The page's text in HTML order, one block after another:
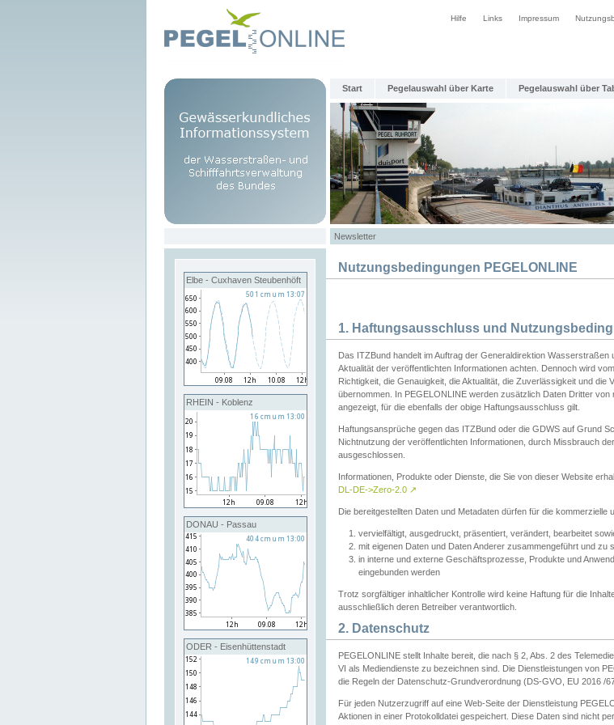
Hilfe Links Impressum
Start Pegelauswahl über Karte Pegelauswahl über
Newsletter
Elbe - Cuxhaven Steubenhöft
RHEIN - Koblenz
DONAU - Passau
ODER - Eisenhüttenstadt
Nutzungsbedingungen PEGELONLINE
1. Haftungsausschluss und
Das ITZBund handelt im Auftrag der Generaldirektion Wasserstraßen
Aktualität der veröffentlichten Informationen achten. Dennoch wird
Richtigkeit, die Genauigkeit, die Aktualität, die Zuverlässigkeit und
übernommen. In PEGELONLINE werden zusätzlich Daten Dritter
angezeigt, für die ebenfalls der obige Haftungsausschluss gilt.
Haftungsansprüche gegen das ITZBund oder die GDWS auf Grund
Nichtnutzung der veröffentlichten Informationen, durch Missbrauch
ausgeschlossen.
Informationen, Produkte oder Dienste, die Sie von dieser Website
DL-DE->Zero-2.0 ↗
Die bereitgestellten Daten und Metadaten dürfen für die
vervielfältigt, ausgedruckt, präsentiert, verändert, bearbeitet
mit eigenen Daten und Daten Anderer zusammengeführt und
in interne und externe Geschäftsprozesse, Produkte und
eingebunden werden
Trotz sorgfältiger inhaltlicher Kontrolle wird keine Haftung für die
ausschließlich deren Betreiber verantwortlich.
2. Datenschutz
PEGELONLINE stellt Inhalte bereit, die nach § 2, Abs. 2 des
VI als Mediendienste zu bezeichnen sind. Die Dienstleistungen von
die Regeln der Datenschutz-Grundverordnung (DS-GVO, EU 2016 /
Für jeden Nutzerzugriff auf eine Web-Seite der Dienstleistung
Aktionen in einer Protokolldatei gespeichert. Diese Daten sind nicht